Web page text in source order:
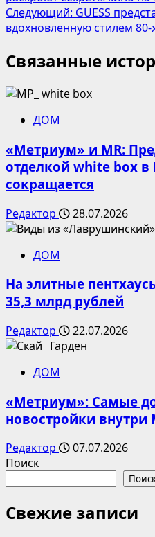
записи
Следующий: GUESS
вдохновленную стилем 80-
Связанные
ДОМ
«Метриум» и MR:
отделкой white box
сокращается
Редактор 28.07.2026
ДОМ
На элитные
35,3 млрд рублей
Редактор 22.07.2026
ДОМ
«Метриум»: Самые
новостройки
Редактор
07.07.2026
Поиск
Свежие записи